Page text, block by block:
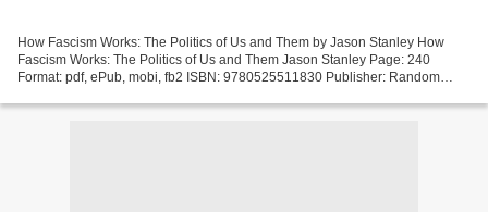
How Fascism Works: The Politics of Us and Them by Jason Stanley How
Fascism Works: The Politics of Us and Them Jason Stanley Page: 240
Format: pdf, ePub, mobi, fb2 ISBN: 9780525511830 Publisher: Random